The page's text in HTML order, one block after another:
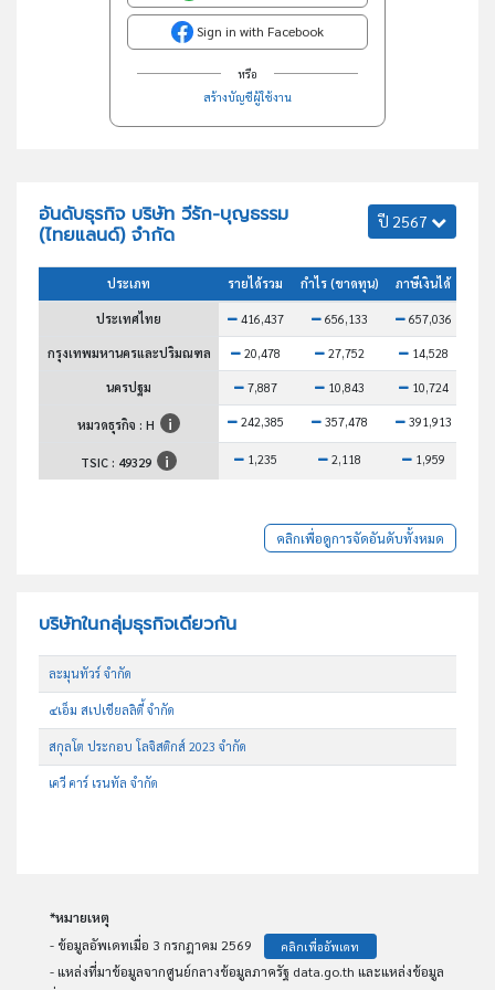
Sign in with Facebook
หรือ
สร้างบัญชีผู้ใช้งาน
อันดับธุรกิจ บริษัท วีรัก-บุญธรรม
(ไทยแลนด์) จำกัด
ปี 2567
ประเภท รายได้รวม กำไร (ขาดทุน) ภาษีเงินได้
ประเทศไทย 416,437 656,133 657,036
กรุงเทพมหานครและปริมณฑล 20,478 27,752 14,528
นครปฐม 7,887 10,843 10,724
หมวดธุรกิจ : H 242,385 357,478 391,913
TSIC : 49329 1,235 2,118 1,959
คลิกเพื่อดูการจัดอันดับทั้งหมด
บริษัทในกลุ่มธุรกิจเดียวกัน
ละมุนทัวร์ จำกัด
๔เอ็ม สเปเชียลลิตี้ จำกัด
สกุลโต ประกอบ โลจิสติกส์ 2023 จำกัด
เควี คาร์ เรนทัล จำกัด
*หมายเหตุ
- ข้อมูลอัพเดทเมื่อ 3 กรกฎาคม 2569
คลิกเพื่ออัพเดท
- แหล่งที่มาข้อมูลจากศูนย์กลางข้อมูลภาครัฐ data.go.th และแหล่งข้อมูล